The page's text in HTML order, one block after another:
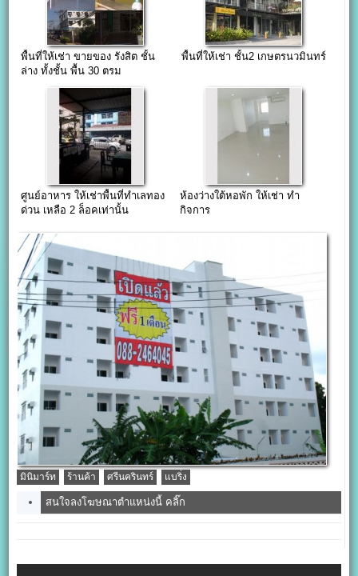
พื้นที่ให้เช่า ขายของ รังสิต ชั้น
ล่าง ทั้งชั้น พื้น 30 ตรม
พื้นที่ให้เช่า ชั้น2 เกษตรนวมินทร์
ศูนย์อาหาร ให้เช่าพื้นที่ทำเลทอง
ด่วน เหลือ 2 ล็อคเท่านั้น
ห้องว่างใต้หอพัก ให้เช่า ทำ
กิจการ
มินิมาร์ท ร้านค้า ศรีนครินทร์ แบริ่ง
สนใจลงโฆษณาตำแหน่งนี้ คลิ๊ก